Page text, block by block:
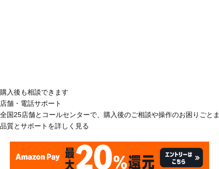
購入後も相談できます
店舗・電話サポート
全国25店舗とコールセンターで、購入後のご相談や操作のお困りごと
品質とサポートを詳しく見る